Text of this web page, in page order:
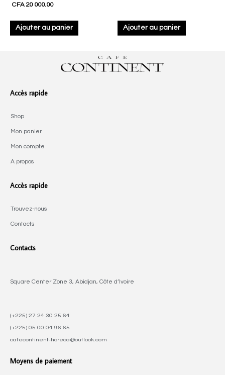
CFA 20 000.00
Ajouter au panier Ajouter au panier
Accès rapide
Shop
Mon panier
Mon compte
A propos
Accès rapide
Trouvez-nous
Contacts
Contacts
Square Center Zone 3, Abidjan, Côte d’Ivoire
(+225) 27 24 30 25 64
(+225) 05 00 04 96 65
cafecontinent-horeca@outlook.com
Moyens de paiement